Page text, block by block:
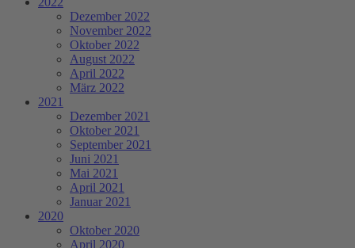
Dezember 2022
November 2022
Oktober 2022
August 2022
April 2022
März 2022
2021
Dezember 2021
Oktober 2021
September 2021
Juni 2021
Mai 2021
April 2021
Januar 2021
2020
Oktober 2020
April 2020